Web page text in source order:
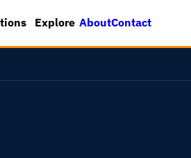
Explore AboutContact